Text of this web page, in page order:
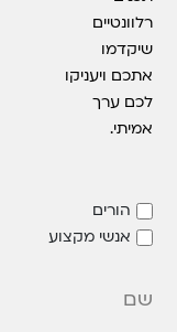
רלוונטיים
שיקדמו
אתכם ויעניקו
לכם ערך
אמיתי.
הורים
אנשי מקצוע